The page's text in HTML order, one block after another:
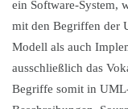
ein Software-System,
mit den Begriffen der
Modell als auch
ausschließlich das
Begriffe somit in